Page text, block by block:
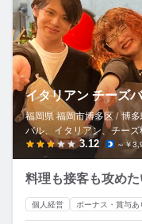
イタリアン チーズ
福岡県 福岡市博多区 / 博多
バル、イタリアン、チーズ
3.12 ～￥
料理も接客も攻め
個人経営 ボーナス・賞与あ